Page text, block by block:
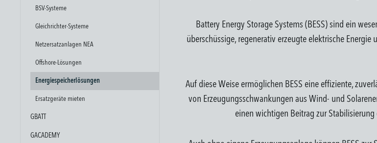
BSV-Systeme
Gleichrichter-Systeme
Netzersatzanlagen NEA
Offshore-Lösungen
Energiespeicherlösungen
Ersatzgeräte mieten
GBATT
GACADEMY
Battery Energy Storage Systems (BESS) sind ein
überschüssige, regenerativ erzeugte elektrische
Auf diese Weise ermöglichen BESS eine effiziente,
von Erzeugungsschwankungen aus Wind- und
einen wichtigen Beitrag zur